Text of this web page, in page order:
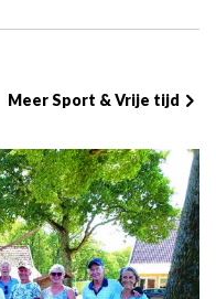
Meer Sport & Vrije tijd